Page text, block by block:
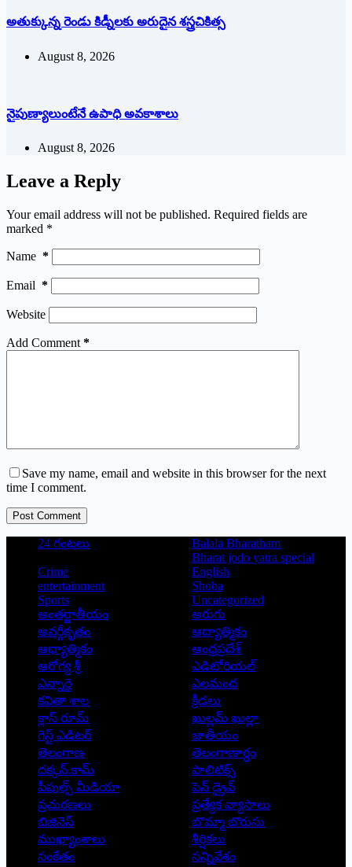
అతుక్కున్న రెండు కిడ్నీలకు అరుదైన శస్త్రచికిత్స
August 8, 2026
నైపుణ్యాలుంటేనే ఉపాధి అవకాశాలు
August 8, 2026
Leave a Reply
Your email address will not be published. Required fields are
marked *
Name *
Email *
Website
Add Comment *
Save my name, email and website in this browser for the next
time I comment.
Post Comment
24 గంటలు
Balala Bharatham
Bharat jodo yatra special
Crime
English
entertainment
Shoba
Sports
Uncategorized
అంతర్జాతీయం
అరుగు
అవర్గీకృతం
ఆద్యాత్మికం
ఆధ్యాత్మికం
ఆంధ్రప్రదేశ్
ఆరోగ్య శ్రీ
ఎడిటోరియల్
ఎన్నారై
ఎలమంద
కవితా శాల
క్రీడలు
క్లాస్ రూమ్
ఖుల్లమ్ ఖుల్లా
గెస్ట్ ఎడిటర్
జాతీయం
తెలంగాణ
తెలంగాణార్థం
దక్కన్.కామ్
పాలిటిక్స్
పీపుల్స్ ‌మీడియా
పెన్ డ్రైవ్
ప్రచురణలు
ప్రత్యేక వ్యాసాలు
బిజినెస్
బొమ్మా బొరుసు
ముఖ్యాంశాలు
శీర్షికలు
సంకేతం
సన్నివేశం